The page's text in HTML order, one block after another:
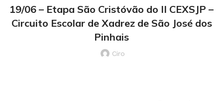
19/06 – Etapa São Cristóvão do II CEXSJP –
Circuito Escolar de Xadrez de São José dos
Pinhais
Ciro